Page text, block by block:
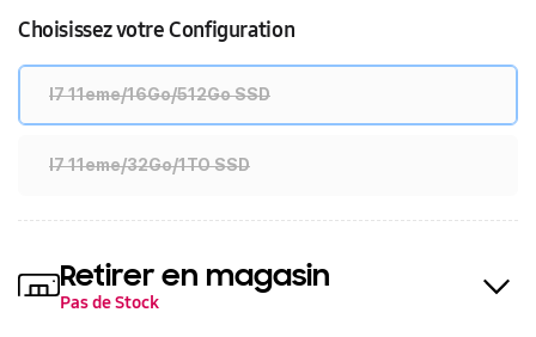
Choisissez votre Configuration
I7 11eme/16Go/512Go SSD
I7 11eme/32Go/1TO SSD
Retirer en magasin
Pas de Stock